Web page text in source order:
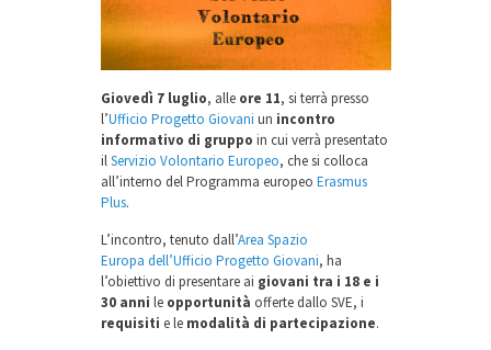
Giovedì 7 luglio, alle ore 11, si terrà presso
l’Ufficio Progetto Giovani un incontro
informativo di gruppo in cui verrà presentato
ilServizio Volontario Europeo, che si colloca
all’interno del Programma europeo Erasmus
Plus.
L’incontro, tenuto dall’Area Spazio
Europa dell’Ufficio Progetto Giovani, ha
l’obiettivo di presentare ai giovani tra i 18 e i
30 anni le opportunità offerte dallo SVE, i
requisiti e le modalità di partecipazione.